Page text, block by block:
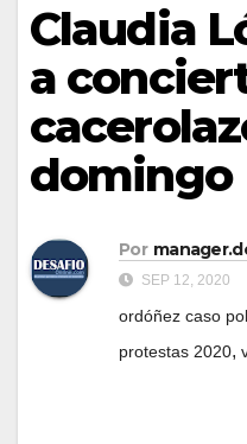
Claudia
a
domingo
Por
SEP 12, 2020
ordóñez caso
protestas 2020,